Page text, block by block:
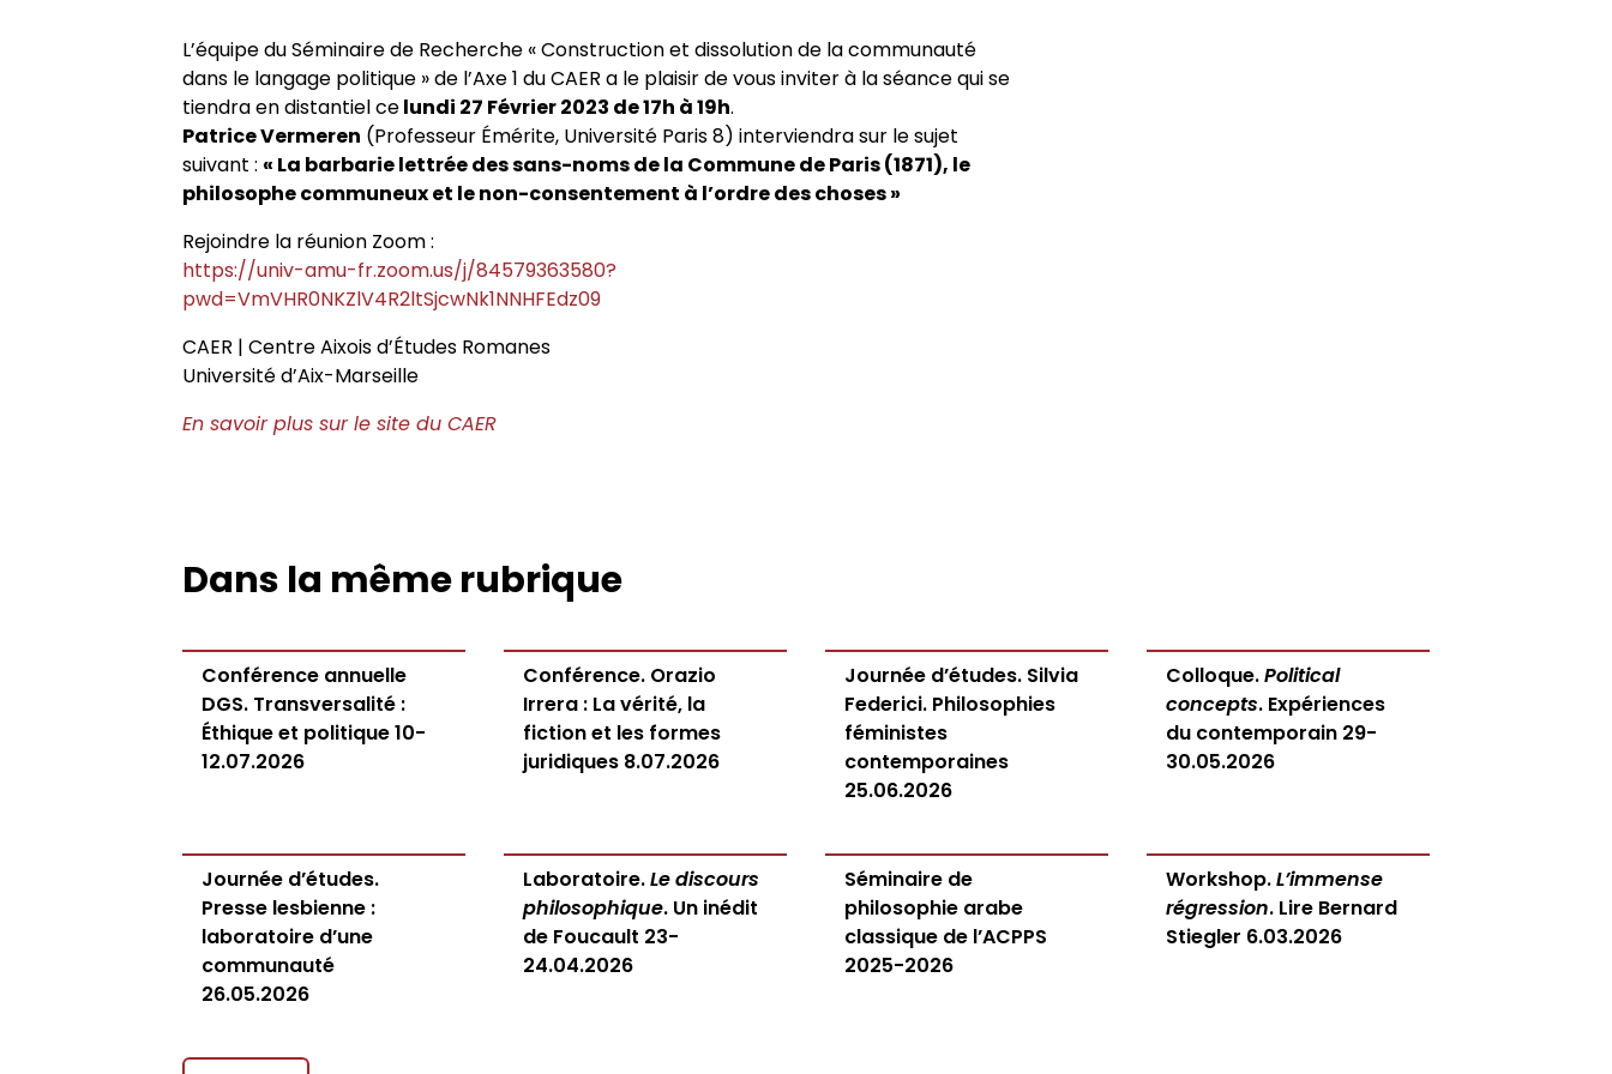
L’équipe du Séminaire de Recherche « Construction et dissolution de la communauté
dans le langage politique » de l’Axe 1 du CAER a le plaisir de vous inviter à la séance qui se
tiendra en distantiel celundi 27 Février 2023 de 17h à 19h.
Patrice Vermeren (Professeur Émérite, Université Paris 8) interviendra sur le sujet
suivant : « La barbarie lettrée des sans-noms de la Commune de Paris (1871), le
philosophe communeux et le non-consentement à l’ordre des choses »
Rejoindre la réunion Zoom :
https://univ-amu-fr.zoom.us/j/84579363580?
pwd=VmVHR0NKZlV4R2ltSjcwNk1NNHFEdz09
CAER | Centre Aixois d’Études Romanes
Université d’Aix-Marseille
En savoir plus sur le site du CAER
Dans la même rubrique
Conférence annuelle
DGS. Transversalité :
Éthique et politique 10-
12.07.2026
Conférence. Orazio
Irrera : La vérité, la
fiction et les formes
juridiques 8.07.2026
Journée d’études. Silvia
Federici. Philosophies
féministes
contemporaines
25.06.2026
Colloque.Political
concepts. Expériences
du contemporain 29-
30.05.2026
Journée d’études.
Presse lesbienne :
laboratoire d’une
communauté
26.05.2026
Laboratoire.Le discours
philosophique. Un inédit
de Foucault 23-
24.04.2026
Séminaire de
philosophie arabe
classique de l’ACPPS
2025-2026
Workshop.L’immense
régression. Lire Bernard
Stiegler 6.03.2026